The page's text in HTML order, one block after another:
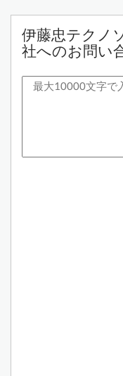
伊藤忠テクノ
社へのお問い